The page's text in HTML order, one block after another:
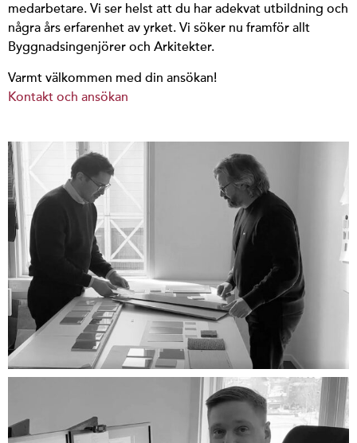
medarbetare. Vi ser helst att du har adekvat utbildning och
några års erfarenhet av yrket. Vi söker nu framför allt
Byggnadsingenjörer och Arkitekter.
Varmt välkommen med din ansökan!
Kontakt och ansökan